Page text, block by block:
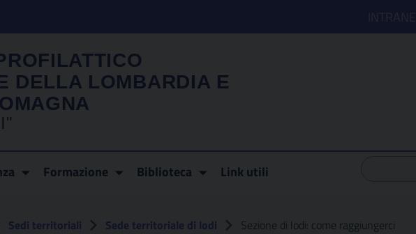
INTRANET
DELLA LOMBARDIA E
Formazione Biblioteca Link utili
Sedi territoriali Sede territoriale di lodi Sezione di lodi: come raggiungerci